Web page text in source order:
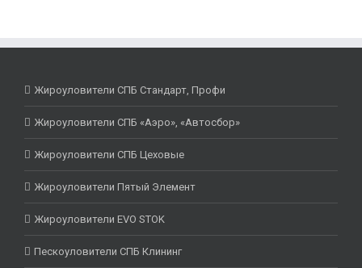
Жироуловители СПБ Стандарт, Профи
Жироуловители СПБ «Аэро», «Автосбор»
Жироуловители СПБ Цеховые
Жироуловители Пятый Элемент
Жироуловители EVO STOK
Пескоуловители СПБ Клининг